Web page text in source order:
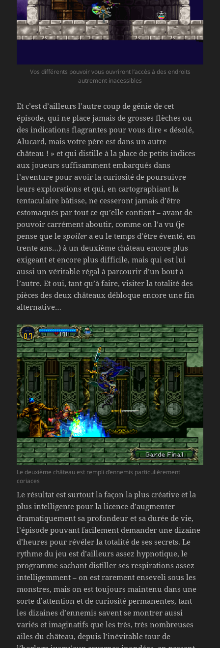
Vos différents pouvoir vous ouvriront l’accès à des endroits
autrement inacessibles
Et c’est d’ailleurs l’autre coup de génie de cet
épisode, qui ne place jamais de grosses flèches ou
des indications flagrantes pour vous dire « désolé,
Alucard, mais votre père est dans un autre
château ! » et qui distille à la place de petits indices
aux joueurs suffisamment embarqués dans
l’aventure pour avoir la curiosité de poursuivre
leurs explorations et qui, en cartographiant la
tentaculaire bâtisse, ne cesseront jamais d’être
estomaqués par tout ce qu’elle contient – avant de
pouvoir carrément aboutir, comme on l’a vu (je
pense que lespoiler a eu le temps d’être éventé, en
trente ans…) à un deuxième château encore plus
exigeant et encore plus difficile, mais qui est lui
aussi un véritable régal à parcourir d’un bout à
l’autre. Et oui, tant qu’à faire, visiter la totalité des
pièces des deux châteaux débloque encore une fin
alternative…
Le deuxième château est rempli d’ennemis particulièrement
coriaces
Le résultat est surtout la façon la plus créative et la
plus intelligente pour la licence d’augmenter
dramatiquement sa profondeur et sa durée de vie,
l’épisode pouvant facilement demander une dizaine
d’heures pour révéler la totalité de ses secrets. Le
rythme du jeu est d’ailleurs assez hypnotique, le
programme sachant distiller ses respirations assez
intelligemment – on est rarement enseveli sous les
monstres, mais on est toujours maintenu dans une
sorte d’attention et de curiosité permanentes, tant
les dizaines d’ennemis savent se montrer aussi
variés et imaginatifs que les très, très nombreuses
ailes du château, depuis l’inévitable tour de